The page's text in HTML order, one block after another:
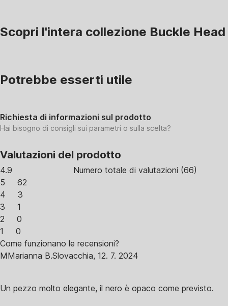
Scopri l'intera collezione Buckle Head
Potrebbe esserti utile
Richiesta di informazioni sul prodotto
Hai bisogno di consigli sui parametri o sulla scelta?
Valutazioni del prodotto
4.9 Numero totale di valutazioni (66)
5
62
4
3
3
1
2
0
1
0
Come funzionano le recensioni?
MMarianna B.Slovacchia, 12. 7. 2024
Un pezzo molto elegante, il nero è opaco come previsto.